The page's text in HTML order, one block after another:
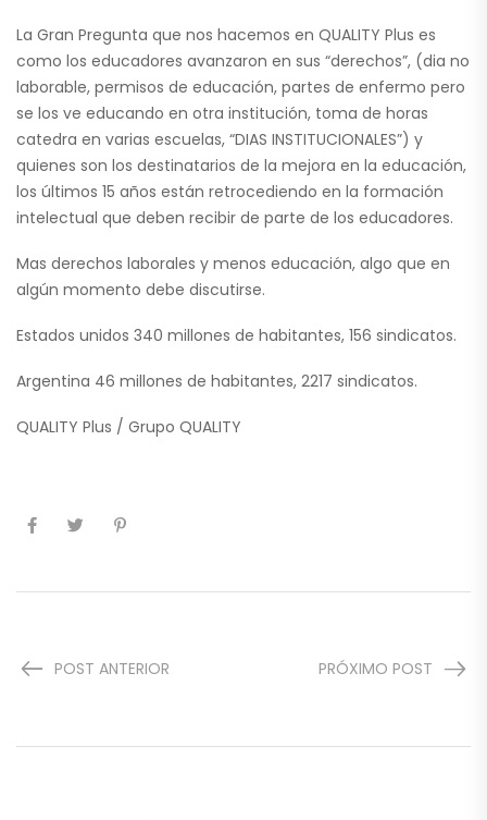
La Gran Pregunta que nos hacemos en QUALITY Plus es
como los educadores avanzaron en sus “derechos”, (dia no
laborable, permisos de educación, partes de enfermo pero
se los ve educando en otra institución, toma de horas
catedra en varias escuelas, “DIAS INSTITUCIONALES”) y
quienes son los destinatarios de la mejora en la educación,
los últimos 15 años están retrocediendo en la formación
intelectual que deben recibir de parte de los educadores.
Mas derechos laborales y menos educación, algo que en
algún momento debe discutirse.
Estados unidos 340 millones de habitantes, 156 sindicatos.
Argentina 46 millones de habitantes, 2217 sindicatos.
QUALITY Plus / Grupo QUALITY
POST ANTERIOR PRÓXIMO POST